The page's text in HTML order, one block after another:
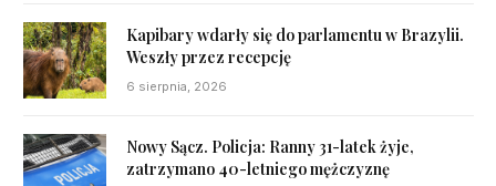
Kapibary wdarły się do parlamentu w Brazylii.
Weszły przez recepcję
6 sierpnia, 2026
Nowy Sącz. Policja: Ranny 31-latek żyje,
zatrzymano 40-letniego mężczyznę